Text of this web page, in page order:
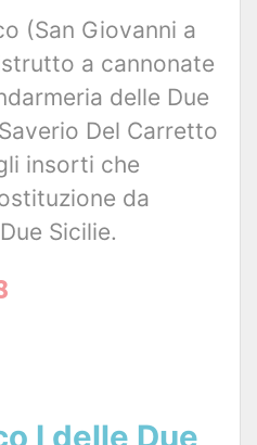
(San Giovanni a
a cannonate
delle Due
Del Carretto
insorti che
da
Sicilie.
I delle Due